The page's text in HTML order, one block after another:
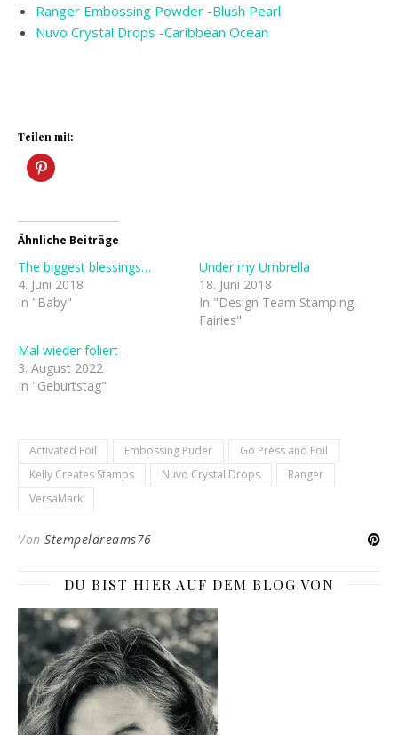
Ranger Embossing Powder -Blush Pearl
Nuvo Crystal Drops -Caribbean Ocean
Teilen mit:
Ähnliche Beiträge
The biggest blessings…
4. Juni 2018
In "Baby"
Under my Umbrella
18. Juni 2018
In "Design Team Stamping-
Fairies"
Mal wieder foliert
3. August 2022
In "Geburtstag"
Activated Foil Embossing Puder
Go Press and Foil
Kelly Creates Stamps
Nuvo Crystal Drops
Ranger
VersaMark
Von Stempeldreams76
DU BIST HIER AUF DEM BLOG VON